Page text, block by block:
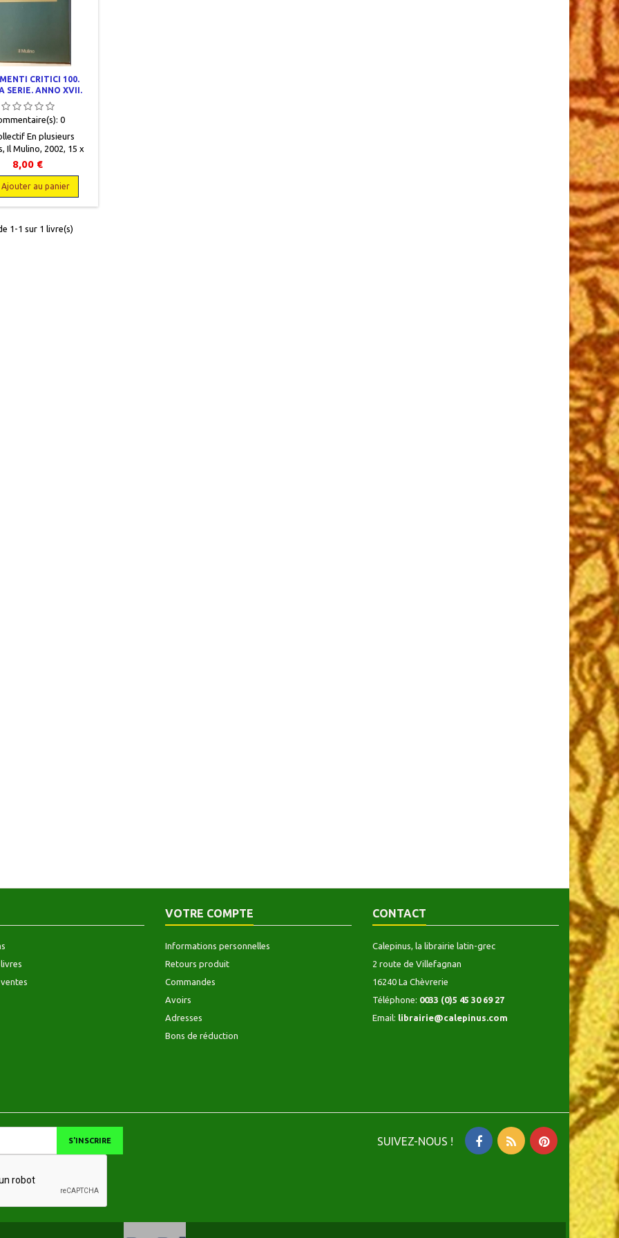
CRITICI 100.
SERIE. ANNO XVII.
2002. FASCICOLO
3
0
En plusieurs
Il Mulino, 2002, 15 x
321 à 453, broché,
Très bon état,
neuf. 9788815085405
8,00 €
Ajouter au panier
1-1 sur 1 livre(s)
VOTRE COMPTE
Informations personnelles
Retours produit
Commandes
Avoirs
Adresses
Bons de réduction
CONTACT
Calepinus, la librairie latin-grec
2 route de Villefagnan
16240 La Chèvrerie
Téléphone: 0033 (0)5 45 30 69 27
Email: librairie@calepinus.com
SUIVEZ-NOUS !